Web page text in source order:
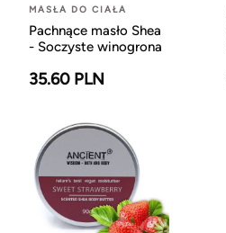
MASŁA DO CIAŁA
Pachnące masło Shea
- Soczyste winogrona
35.60 PLN